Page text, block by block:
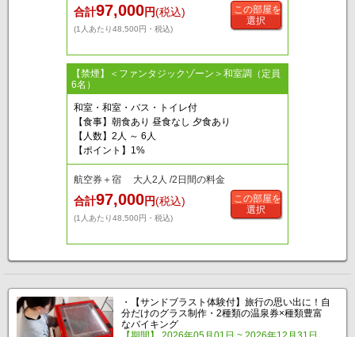
合計97,000円(税込)
(1人あたり48,500円・税込)
この部屋を
選択
【禁煙】＜ファンタジックゾーン＞和室調（定員
6名）
和室・和室・バス・トイレ付
【食事】朝食あり 昼食なし 夕食あり
【人数】2人 ～ 6人
【ポイント】1%
航空券＋宿 大人2人 /2日間の料金
合計97,000円(税込)
(1人あたり48,500円・税込)
この部屋を
選択
・【サンドブラスト体験付】旅行の思い出に！自
分だけのグラス制作・2種類の温泉券×種類豊富
なバイキング